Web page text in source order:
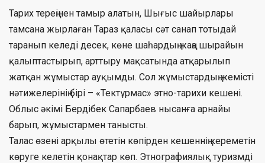
Тарих тереңінен тамыр алатын, Шығыс шайырлары
тамсана жырлаған Тараз қаласы сәт санап тотыдай
таранып келеді десек, көне шаһардың жаңа шырайын
қалыптастырып, арттыру мақсатында атқарылып
жатқан жұмыстар ауқымды. Сол жұмыстардың жемісті
нәтижелерінің бірі – «Тектұрмас» этно-тарихи кешені.
Облыс әкімі Бердібек Сапарбаев нысанға арнайы
барып, жұмыстармен танысты.
Талас өзені арқылы өтетін көпірден кешеннің кереметін
көруге келетін қонақтар көп. Этнографиялық туризмді